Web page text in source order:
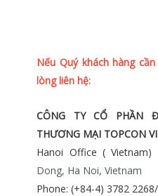
Nếu Quý khách hàng
lòng liên hệ:
CÔNG TY CỔ PHẦN
THƯƠNG MẠI TOPCON
Hanoi Office ( Vietnam)
Dong, Ha Noi, Vietnam
Phone: (+84-4) 3782